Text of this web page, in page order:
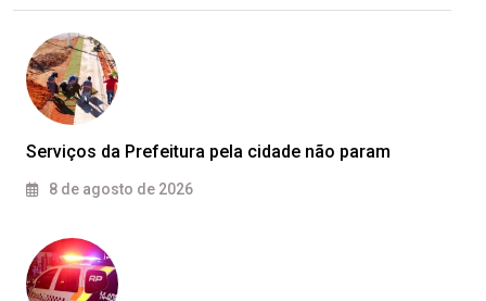
Serviços da Prefeitura pela cidade não param
8 de agosto de 2026